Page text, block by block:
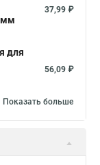
37,99 ₽
для
56,09 ₽
Показать больше